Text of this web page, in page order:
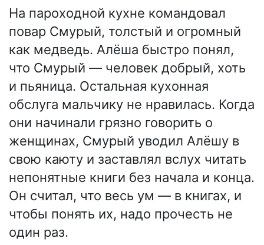
На пароходной кухне командовал
повар Смурый, толстый и огромный
как медведь. Алёша быстро понял,
что Смурый — человек добрый, хоть
и пьяница. Остальная кухонная
обслуга мальчику не нравилась. Когда
они начинали грязно говорить о
женщинах, Смурый уводил Алёшу в
свою каюту и заставлял вслух читать
непонятные книги без начала и конца.
Он считал, что весь ум — в книгах, и
чтобы понять их, надо прочесть не
один раз.